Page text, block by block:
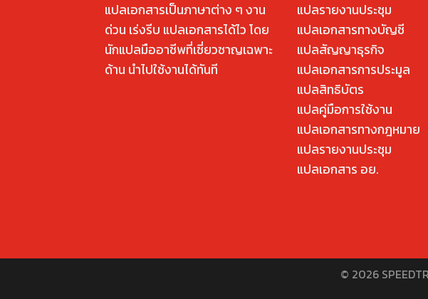
แปลเอกสารเป็นภาษาต่าง ๆ งาน
ด่วน เร่งรีบ แปลเอกสารได้ไว โดย
นักแปลมืออาชีพที่เชี่ยวชาญเฉพาะ
ด้าน นำไปใช้งานได้ทันที
แปลรายงานประชุม
แปลเอกสารทางบัญชี
แปลสัญญาธุรกิจ
แปลเอกสารการประมูล
แปลสิทธิบัตร
แปลคู่มือการใช้งาน
แปลเอกสารทางกฎหมาย
แปลรายงานประชุม
แปลเอกสาร อย.
© 2026